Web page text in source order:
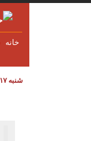
رفتن به محتوای اصلی
خانه
شنبه ۱۷ مرداد ۱۴۰۵